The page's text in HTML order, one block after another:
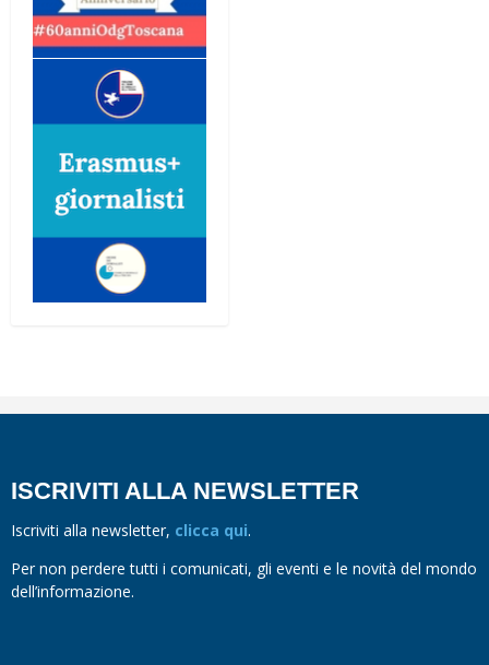
ISCRIVITI ALLA NEWSLETTER
Iscriviti alla newsletter, clicca qui.
Per non perdere tutti i comunicati, gli eventi e le novità del mondo
dell’informazione.